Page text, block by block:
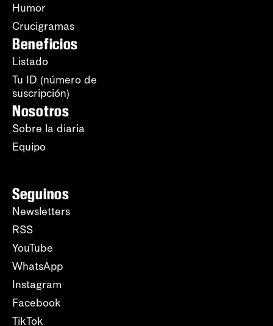
Humor
Crucigramas
Beneficios
Listado
Tu ID (número de
suscripción)
Nosotros
Sobre la diaria
Equipo
Seguinos
Newsletters
RSS
YouTube
WhatsApp
Instagram
Facebook
TikTok